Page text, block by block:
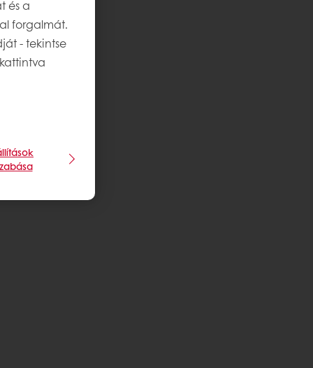
és a
forgalmát.
- tekintse